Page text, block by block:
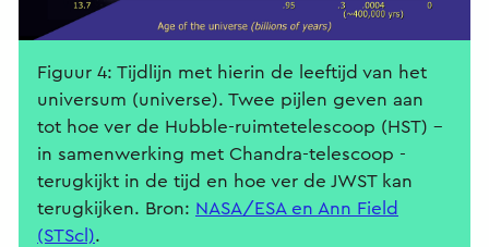
Figuur 4: Tijdlijn met hierin de leeftijd van het
universum (universe). Twee pijlen geven aan
tot hoe ver de Hubble-ruimtetelescoop (HST) –
in samenwerking met Chandra-telescoop -
terugkijkt in de tijd en hoe ver de JWST kan
terugkijken. Bron: NASA/ESA en Ann Field
(STScl).